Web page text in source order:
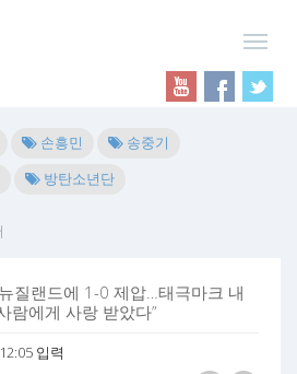
손흥민
송중기
방탄소년단
뉴질랜드에 1-0 제압…태극마크 내
람에게 사랑 받았다”
입력